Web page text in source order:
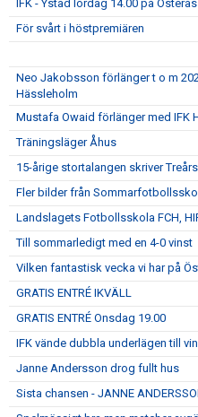
IFK - Ystad lördag 14.00 på Österås
För svårt i höstpremiären
Neo Jakobsson förlänger t o m
Hässleholm
Mustafa Owaid förlänger med IFK
Träningsläger Åhus
15-årige stortalangen skriver
Fler bilder från
Landslagets Fotbollsskola FCH,
Till sommarledigt med en 4-0 vinst
Vilken fantastisk vecka vi har på
GRATIS ENTRÉ IKVÄLL
GRATIS ENTRÉ Onsdag 19.00
IFK vände dubbla underlägen till
Janne Andersson drog fullt hus
Sista chansen - JANNE